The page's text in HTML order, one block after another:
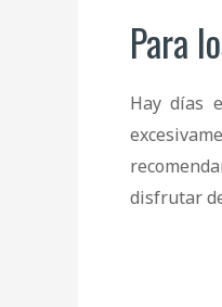
Para
Hay días
disfrutar